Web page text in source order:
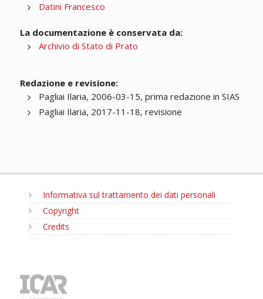
Datini Francesco
La documentazione è conservata da:
Archivio di Stato di Prato
Redazione e revisione:
Pagliai Ilaria, 2006-03-15, prima redazione in SIAS
Pagliai Ilaria, 2017-11-18, revisione
Informativa sul trattamento dei dati personali
Copyright
Credits